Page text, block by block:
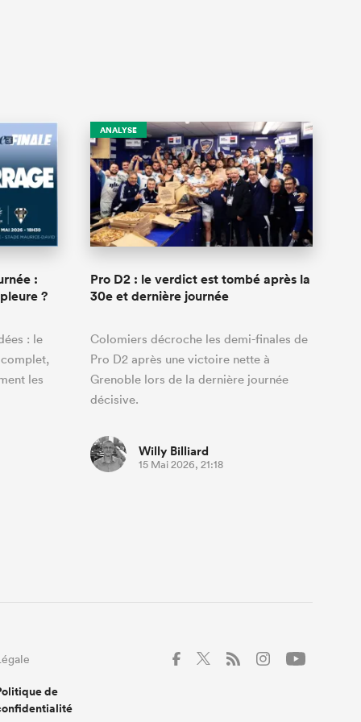
:
?
: le
les
ANALYSE
Pro D2 : le verdict est tombé après la
30e et dernière journée
Colomiers décroche les demi-finales de
Pro D2 après une victoire nette à
Grenoble lors de la dernière journée
décisive.
Willy Billiard
15 Mai 2026, 21:18
de